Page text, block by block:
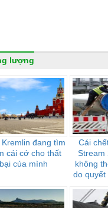
lượng
đang tìm
cái cớ cho thất
bại của mình
Cái
Stream
không
do quyết